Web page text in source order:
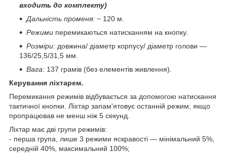
входить до комплекту)
Дальність променя: ~ 120 м.
Режими перемикаються натисканням на кнопку.
Розміри: довжина/ діаметр корпусу/ діаметр голови —
136/25,5/31,5 мм.
Вага: 137 грамів (без елементів живлення).
Керування ліхтарем.
Перемикання режимів відбувається за допомогою натискання
тактичної кнопки. Ліхтар запам'ятовує останній режим, якщо
пропрацював не менш ніж 5 секунд.
Ліхтар має дві групи режимів:
- перша група, лише 3 режими яскравості — мінімальний 5%,
середній 40%, максимальний 100%;